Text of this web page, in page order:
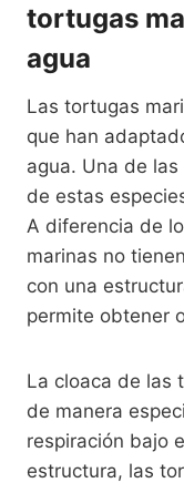
tortugas
agua
Las tortugas
que han
agua. Una de
de estas
A diferencia de
marinas no
con una
permite obtener
La cloaca de las
de manera
respiración bajo
estructura, las